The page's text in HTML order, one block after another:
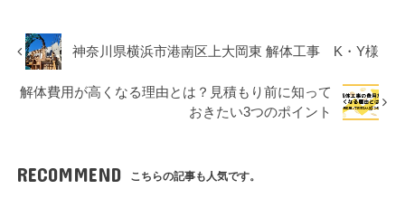
神奈川県横浜市港南区上大岡東 解体工事 K・Y様
解体費用が高くなる理由とは？見積もり前に知って
おきたい3つのポイント
RECOMMEND こちらの記事も人気です。